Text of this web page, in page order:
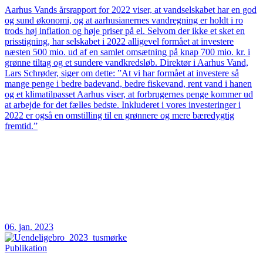
Aarhus Vands årsrapport for 2022 viser, at vandselskabet har en god
og sund økonomi, og at aarhusianernes vandregning er holdt i ro
trods høj inflation og høje priser på el. Selvom der ikke et sket en
prisstigning, har selskabet i 2022 alligevel formået at investere
næsten 500 mio. ud af en samlet omsætning på knap 700 mio. kr. i
grønne tiltag og et sundere vandkredsløb. Direktør i Aarhus Vand,
Lars Schrøder, siger om dette: ”At vi har formået at investere så
mange penge i bedre badevand, bedre fiskevand, rent vand i hanen
og et klimatilpasset Aarhus viser, at forbrugernes penge kommer ud
at arbejde for det fælles bedste. Inkluderet i vores investeringer i
2022 er også en omstilling til en grønnere og mere bæredygtig
fremtid.”
06. jan. 2023
Publikation